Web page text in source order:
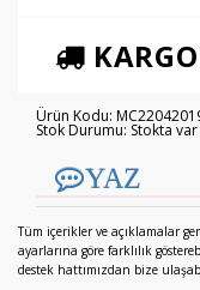
KARGO
Ürün Kodu:
Stok Durumu: Stokta var
YAZ
Tüm içerikler ve açıklamalar
ayarlarına göre farklılık
destek hattımızdan bize